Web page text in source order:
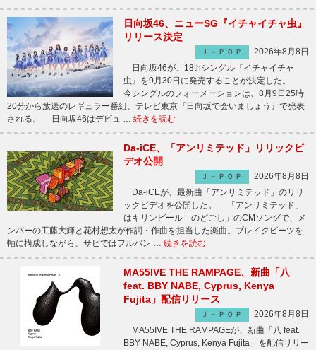
日向坂46、ニューSG『イチャイチャ虫』
リリース決定
Ｊ－ＰＯＰ
2026年8月8日
日向坂46が、18thシングル『イチャイチャ
虫』を9月30日に発売することが決定した。
今シングルのフォーメーションは、8月9日25時
20分から放送のレギュラー番組、テレビ東京『日向坂で会いましょう』で発表
される。 日向坂46はデビュ … 続きを読む
Da-iCE、「アンリミテッド」リリックビ
デオ公開
Ｊ－ＰＯＰ
2026年8月8日
Da-iCEが、最新曲「アンリミテッド」のリリ
ックビデオを公開した。 「アンリミテッド」
はキリンビール「のどごし」のCMソングで、メ
ンバーの工藤大輝と花村想太が作詞・作曲を担当した楽曲。ブレイクビーツを
軸に構成しながら、サビではフルバン … 続きを読む
MA55IVE THE RAMPAGE、新曲「八
feat. BBY NABE, Cyprus, Kenya
Fujita」配信リリース
Ｊ－ＰＯＰ
2026年8月8日
MA55IVE THE RAMPAGEが、新曲「八 feat.
BBY NABE, Cyprus, Kenya Fujita」を配信リリー